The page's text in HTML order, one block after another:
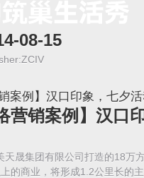
08-15
案例】汉口印象，七夕
营销案例】汉口
天晟集团有限公司打造的18万
的商业，将形成1.2公里长的